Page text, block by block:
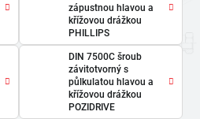
zápustnou hlavou a
křížovou drážkou
PHILLIPS
DIN 7500C šroub
závitotvorný s
půlkulatou hlavou a
křížovou drážkou
POZIDRIVE